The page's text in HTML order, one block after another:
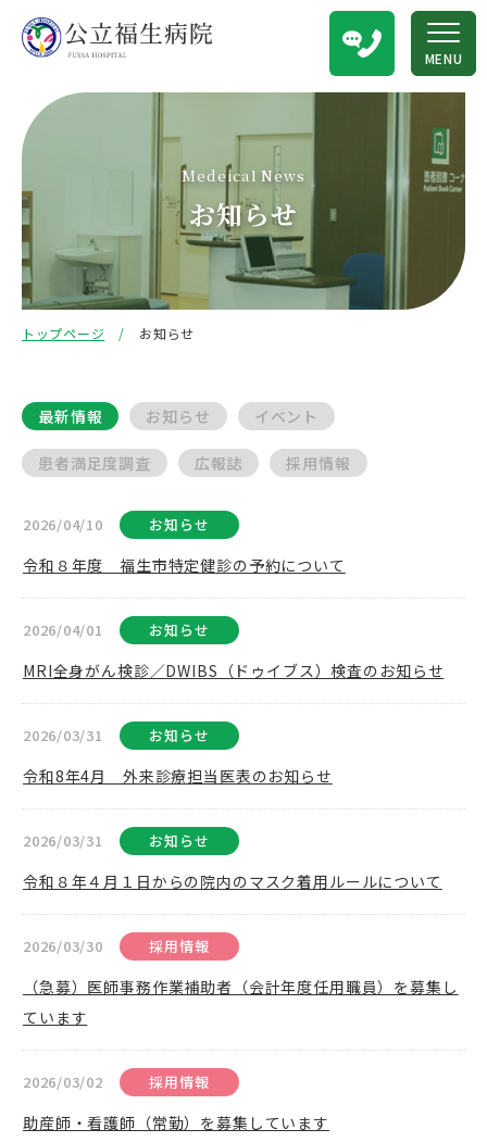
MENU
Medeical News
お知らせ
トップページ お知らせ
最新情報 お知らせ イベント
患者満足度調査 広報誌 採用情報
2026/04/10 お知らせ
令和８年度 福生市特定健診の予約について
2026/04/01 お知らせ
MRI全身がん検診／DWIBS（ドゥイブス）検査のお知らせ
2026/03/31 お知らせ
令和8年4月 外来診療担当医表のお知らせ
2026/03/31 お知らせ
令和８年４月１日からの院内のマスク着用ルールについて
2026/03/30 採用情報
（急募）医師事務作業補助者（会計年度任用職員）を募集し
ています
2026/03/02 採用情報
助産師・看護師（常勤）を募集しています